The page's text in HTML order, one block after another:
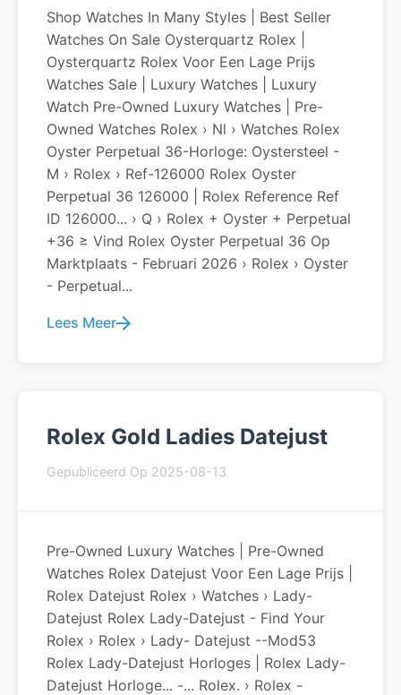
Shop Watches In Many Styles | Best Seller
Watches On Sale Oysterquartz Rolex |
Oysterquartz Rolex Voor Een Lage Prijs
Watches Sale | Luxury Watches | Luxury
Watch Pre-Owned Luxury Watches | Pre-
Owned Watches Rolex › Nl › Watches Rolex
Oyster Perpetual 36-Horloge: Oystersteel -
M › Rolex › Ref-126000 Rolex Oyster
Perpetual 36 126000 | Rolex Reference Ref
ID 126000... › Q › Rolex + Oyster + Perpetual
+36 ≥ Vind Rolex Oyster Perpetual 36 Op
Marktplaats - Februari 2026 › Rolex › Oyster
- Perpetual...
Lees Meer
Rolex Gold Ladies Datejust
Gepubliceerd Op 2025-08-13
Pre-Owned Luxury Watches | Pre-Owned
Watches Rolex Datejust Voor Een Lage Prijs |
Rolex Datejust Rolex › Watches › Lady-
Datejust Rolex Lady-Datejust - Find Your
Rolex › Rolex › Lady- Datejust --Mod53
Rolex Lady-Datejust Horloges | Rolex Lady-
Datejust Horloge... -... Rolex. › Rolex -